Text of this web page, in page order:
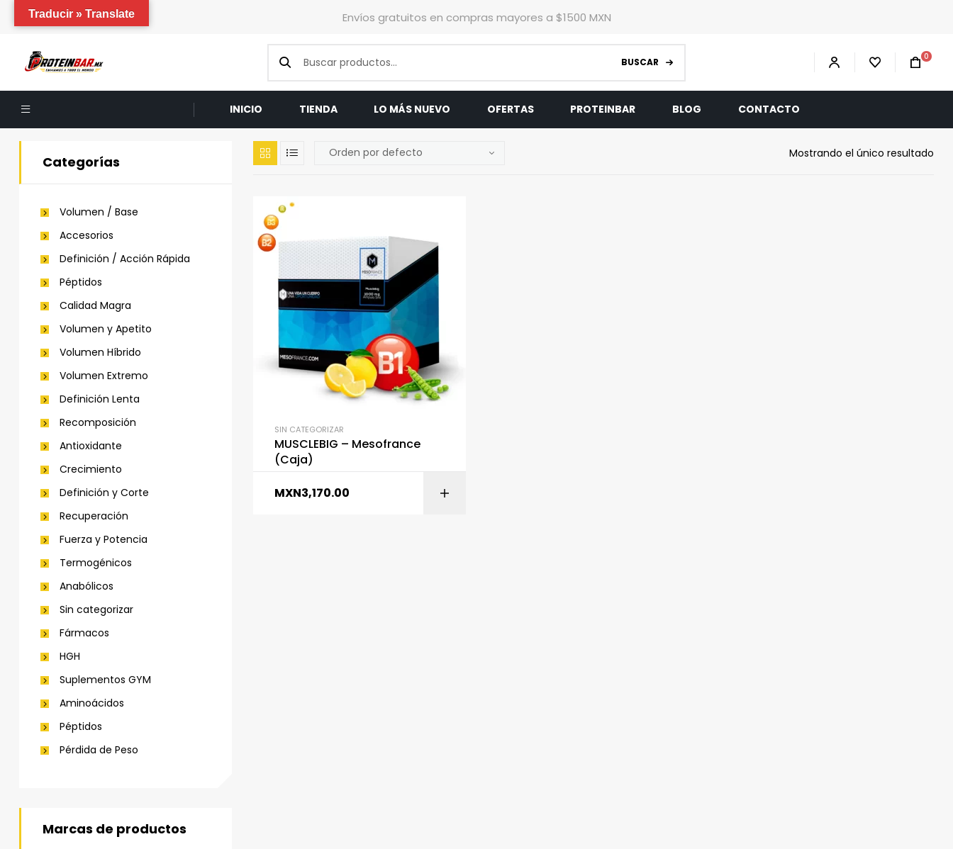
Envíos gratuitos en compras mayores a $1500 MXN
BUSCAR 0
INICIO TIENDA LO MÁS NUEVO OFERTAS PROTEINBAR BLOG CONTACTO
Mostrando el único resultado
SIN CATEGORIZAR
MUSCLEBIG – Mesofrance
(Caja)
MXN3,170.00
Categorías
Volumen / Base
Accesorios
Definición / Acción Rápida
Péptidos
Calidad Magra
Volumen y Apetito
Volumen Híbrido
Volumen Extremo
Definición Lenta
Recomposición
Antioxidante
Crecimiento
Definición y Corte
Recuperación
Fuerza y Potencia
Termogénicos
Anabólicos
Sin categorizar
Fármacos
HGH
Suplementos GYM
Aminoácidos
Péptidos
Pérdida de Peso
Marcas de productos
Traducir » Translate